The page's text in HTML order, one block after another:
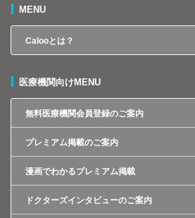
MENU
Calooとは？
医療機関向けMENU
無料医療機関会員登録のご案内
プレミアム掲載のご案内
漫画でわかるプレミアム掲載
ドクターズインタビューのご案内